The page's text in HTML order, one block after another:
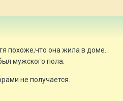
похоже,что она жила в доме.
мужского пола.
не получается.